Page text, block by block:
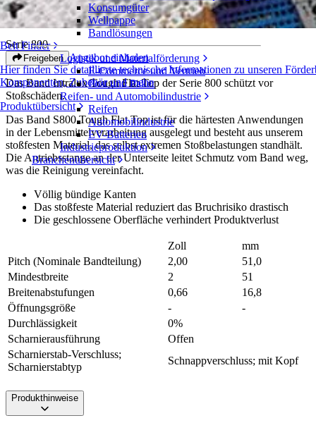
Belt Finder
Hier finden Sie detaillierte technische Informationen zu unseren
Komponenten, Zubehör und mehr
Produktübersicht
Konsumgüter
Wellpappe
Bandlösungen
Logistik und Materialförderung
E-Commerce und Vertrieb
Post und Paket
Reifen- und Automobilindustrie
Reifen
Automobilindustrie
EV-Batterien
Industrieproduktion
Branchenübersicht
Tough Flat Top
Serie 800
Freigeben Angebot einholen
Das Band Intralox Tough Flat Top der Serie 800 schützt vor
Stoßschäden.
Das Band S800 Tough Flat Top ist für die härtesten Anwendungen
in der Lebensmittelverarbeitung ausgelegt und besteht aus unserem
stoßfesten Material, das selbst extremen Stoßbelastungen standhält.
Die Antriebsstange an der Unterseite leitet Schmutz vom Band weg,
was die Reinigung vereinfacht.
Völlig bündige Kanten
Das stoßfeste Material reduziert das Bruchrisiko drastisch
Die geschlossene Oberfläche verhindert Produktverlust
Zoll
mm
Pitch (Nominale Bandteilung)
2,00
51,0
Mindestbreite
2
51
Breitenabstufungen
0,66
16,8
Öffnungsgröße
-
-
Durchlässigkeit
0%
Scharnierausführung
Offen
Scharnierstab-Verschluss;
Scharnierstabtyp
Schnappverschluss; mit Kopf
Produkthinweise